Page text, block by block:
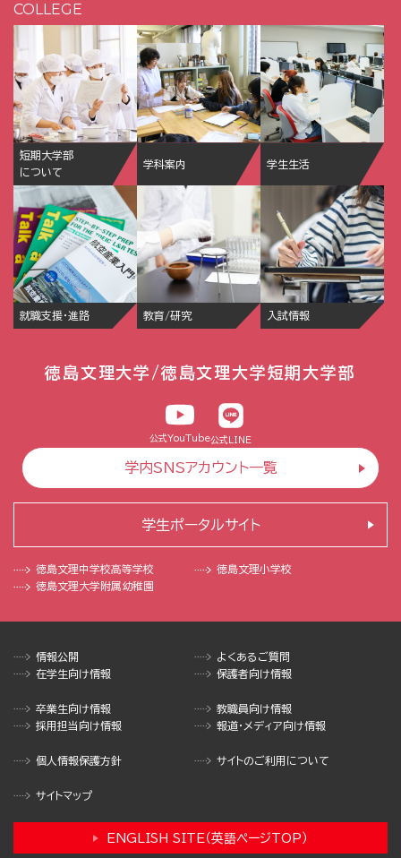
COLLEGE
短期大学部
について
学科案内 学生生活
就職支援・進路 教育/研究 入試情報
徳島文理大学/徳島文理大学短期大学部
公式YouTube公式LINE
学内SNSアカウント一覧
徳島文理中学校高等学校
徳島文理小学校
徳島文理大学附属幼稚園
学生ポータルサイト
情報公開
よくあるご質問
在学生向け情報
保護者向け情報
卒業生向け情報
教職員向け情報
採用担当向け情報
報道・メディア向け情報
個人情報保護方針 サイトのご利用について
サイトマップ
ENGLISH SITE（英語ページTOP）